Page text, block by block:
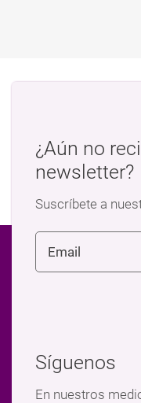
¿Aún no
newsletter?
Suscríbete a
Síguenos
En nuestros